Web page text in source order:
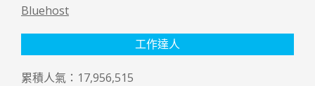
Bluehost
工作達人
累積人氣：17,956,515